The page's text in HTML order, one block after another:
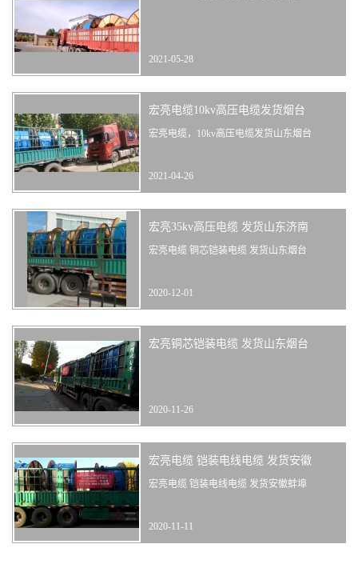
2021-05-28
宏亮电缆10kv高压电缆发货烟台
宏亮电缆，10kv高压电缆发货山东烟台
2021-04-26
宏亮35kv高压电缆 发货山东济南
宏亮电缆 铜芯铠装电缆 发货山东烟台
2020-12-01
宏亮铜芯铠装电缆 发货山东烟台
2020-11-26
宏亮电缆 铠装电线电缆 发货安徽
宏亮电缆 铠装电线电缆 发货安徽蚌埠
2020-11-11